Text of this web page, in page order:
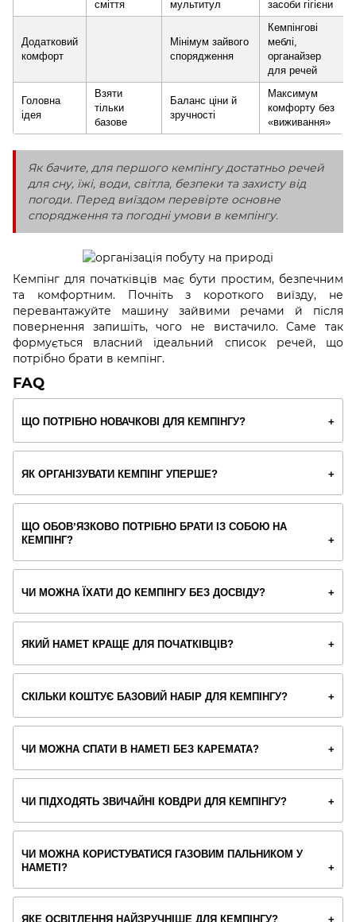
сміття
мультитул
засоби гігієни
Додатковий
комфорт
Мінімум зайвого
спорядження
Кемпінгові
меблі,
органайзер
для речей
Головна
ідея
Взяти
тільки
базове
Баланс ціни й
зручності
Максимум
комфорту без
«виживання»
Як бачите, для першого кемпінгу достатньо речей
для сну, їжі, води, світла, безпеки та захисту від
погоди. Перед виїздом перевірте основне
спорядження та погодні умови в кемпінгу.
Кемпінг для початківців має бути простим, безпечним
та комфортним. Почніть з короткого виїзду, не
перевантажуйте машину зайвими речами й після
повернення запишіть, чого не вистачило. Саме так
формується власний ідеальний список речей, що
потрібно брати в кемпінг.
FAQ
ЩО ПОТРІБНО НОВАЧКОВІ ДЛЯ КЕМПІНГУ?
ЯК ОРГАНІЗУВАТИ КЕМПІНГ УПЕРШЕ?
ЩО ОБОВʼЯЗКОВО ПОТРІБНО БРАТИ ІЗ СОБОЮ НА
КЕМПІНГ?
ЧИ МОЖНА ЇХАТИ ДО КЕМПІНГУ БЕЗ ДОСВІДУ?
ЯКИЙ НАМЕТ КРАЩЕ ДЛЯ ПОЧАТКІВЦІВ?
СКІЛЬКИ КОШТУЄ БАЗОВИЙ НАБІР ДЛЯ КЕМПІНГУ?
ЧИ МОЖНА СПАТИ В НАМЕТІ БЕЗ КАРЕМАТА?
ЧИ ПІДХОДЯТЬ ЗВИЧАЙНІ КОВДРИ ДЛЯ КЕМПІНГУ?
ЧИ МОЖНА КОРИСТУВАТИСЯ ГАЗОВИМ ПАЛЬНИКОМ У
НАМЕТІ?
ЯКЕ ОСВІТЛЕННЯ НАЙЗРУЧНІШЕ ДЛЯ КЕМПІНГУ?